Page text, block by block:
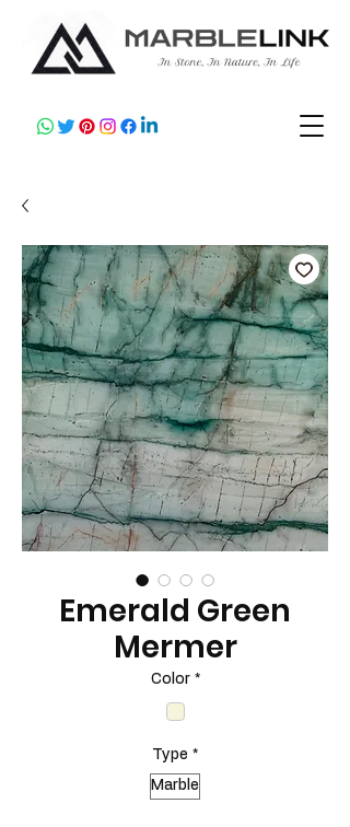
Emerald Green
Mermer
Color *
Type *
Marble